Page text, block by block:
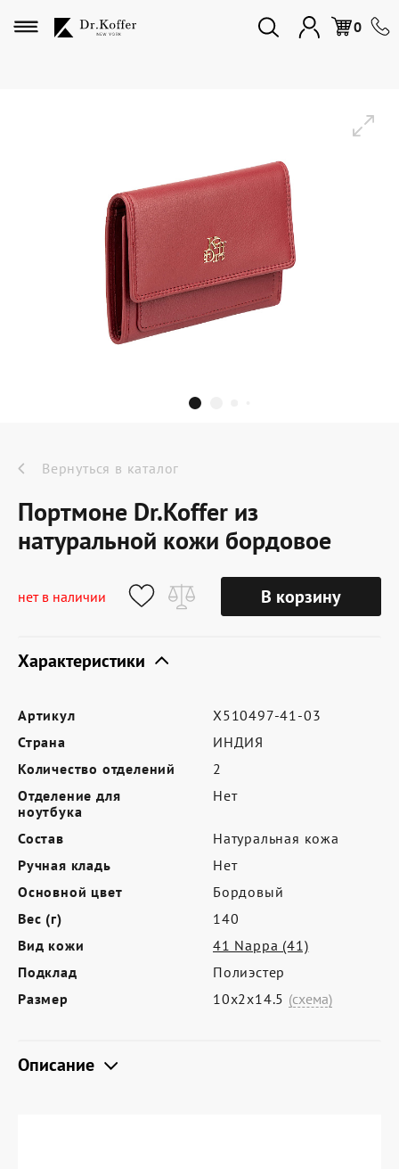
0
Избранное
Мужская коллекция
Женская коллекция
Подарки и сувениры
Подарочные карты
Dr.Koffer Outlet
Новинки
Акции
О компании
Оферта
Сертификат Dr.Koffer
Где купить
Партнерам
Контакты
Программа лояльности
Политика обработки персональных
данных
Вернуться в каталог
Портмоне Dr.Koffer из
натуральной кожи бордовое
нет в наличии В корзину
Характеристики
Артикул
X510497-41-03
Страна
ИНДИЯ
Количество отделений
2
Отделение для
ноутбука
Нет
Состав
Натуральная кожа
Ручная кладь
Нет
Основной цвет
Бордовый
Вес (г)
140
Вид кожи
41 Nappa (41)
Подклад
Полиэстер
Размер
10х2х14.5 (схема)
Описание